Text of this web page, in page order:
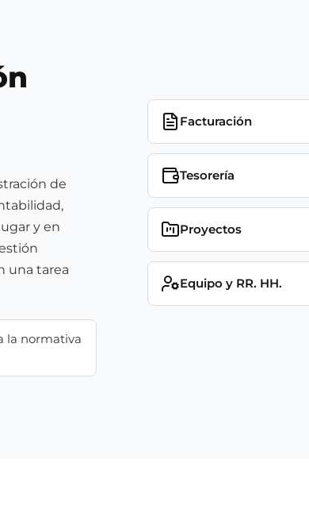
de
y en
una tarea
la normativa
Facturación
Tesorería
Proyectos
Equipo y RR. HH.